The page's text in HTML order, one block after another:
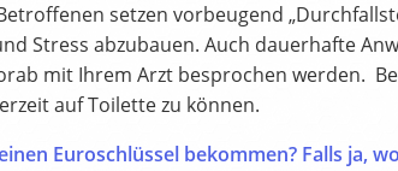
setzen vorbeugend
Stress abzubauen. Auch dauerhafte
mit Ihrem Arzt besprochen werden.
auf Toilette zu können.
Euroschlüssel bekommen? Falls ja,